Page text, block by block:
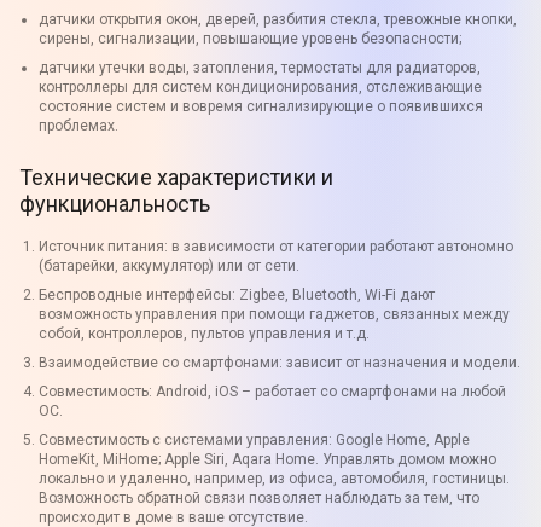
датчики открытия окон, дверей, разбития стекла, тревожные кнопки,
сирены, сигнализации, повышающие уровень безопасности;
датчики утечки воды, затопления, термостаты для радиаторов,
контроллеры для систем кондиционирования, отслеживающие
состояние систем и вовремя сигнализирующие о появившихся
проблемах.
Технические характеристики и
функциональность
Источник питания: в зависимости от категории работают автономно
(батарейки, аккумулятор) или от сети.
Беспроводные интерфейсы: Zigbee, Bluetooth, Wi-Fi дают
возможность управления при помощи гаджетов, связанных между
собой, контроллеров, пультов управления и т.д.
Взаимодействие со смартфонами: зависит от назначения и модели.
Совместимость: Android, iOS – работает со смартфонами на любой
ОС.
Совместимость с системами управления: Google Home, Apple
HomeKit, MiHome; Apple Siri, Aqara Home. Управлять домом можно
локально и удаленно, например, из офиса, автомобиля, гостиницы.
Возможность обратной связи позволяет наблюдать за тем, что
происходит в доме в ваше отсутствие.